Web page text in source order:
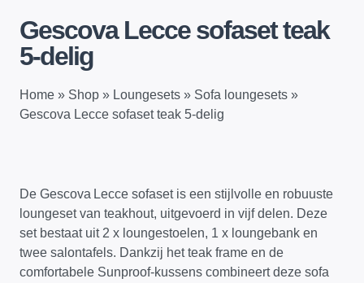
Gescova Lecce sofaset teak
5-delig
Home » Shop » Loungesets » Sofa loungesets »
Gescova Lecce sofaset teak 5-delig
De Gescova Lecce sofaset is een stijlvolle en robuuste
loungeset van teakhout, uitgevoerd in vijf delen. Deze
set bestaat uit 2 x loungestoelen, 1 x loungebank en
twee salontafels. Dankzij het teak frame en de
comfortabele Sunproof‑kussens combineert deze sofa